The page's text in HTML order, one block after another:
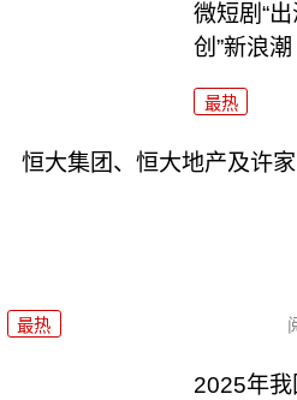
微短剧“
创”新浪潮
最热
恒大集团、恒大地产及许
最热
2025年